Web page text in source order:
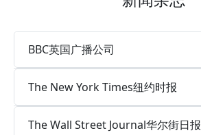
BBC英国广播公司
The New York Times纽约时报
The Wall Street Journal华尔街日报